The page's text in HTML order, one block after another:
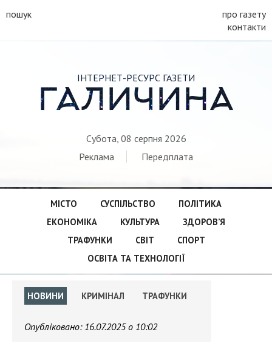
пошук
про газету
контакти
ІНТЕРНЕТ-РЕСУРС ГАЗЕТИ
ГАЛИЧИНА
Субота, 08 серпня 2026
Реклама
Передплата
МІСТО СУСПІЛЬСТВО
ПОЛІТИКА
ЕКОНОМІКА
КУЛЬТУРА
ЗДОРОВ’Я
ТРАФУНКИ
СВІТ
СПОРТ
ОСВІТА ТА ТЕХНОЛОГІЇ
НОВИНИ КРИМІНАЛ ТРАФУНКИ
Опубліковано: 16.07.2025 о 10:02